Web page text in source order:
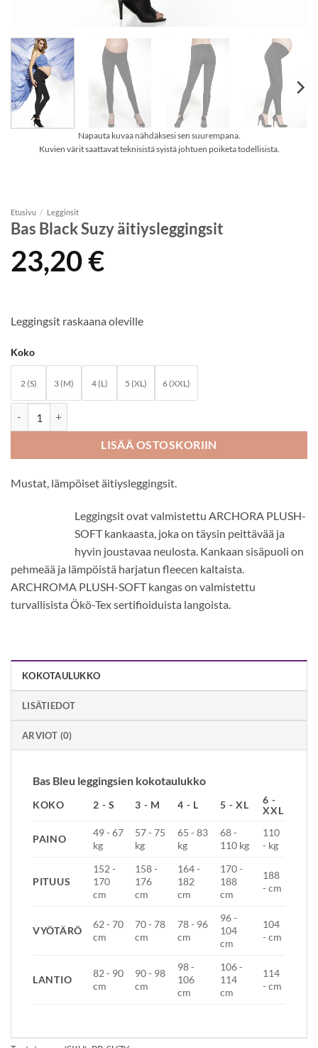
Napauta kuvaa nähdäksesi sen suurempana.
Kuvien värit saattavat teknisistä syistä johtuen poiketa todellisista.
Etusivu / Legginsit
Bas Black Suzy äitiysleggingsit
23,20€
Leggingsit raskaana oleville
Koko
2 (S) 3 (M) 4 (L) 5 (XL) 6 (XXL)
LISÄÄ OSTOSKORIIN
Mustat, lämpöiset äitiysleggingsit.
Leggingsit ovat valmistettu ARCHORA PLUSH-
SOFT kankaasta, joka on täysin peittävää ja
hyvin joustavaa neulosta. Kankaan sisäpuoli on
pehmeää ja lämpöistä harjatun fleecen kaltaista.
ARCHROMA PLUSH-SOFT kangas on valmistettu
turvallisista Ökö-Tex sertifioiduista langoista.
KOKOTAULUKKO
LISÄTIEDOT
ARVIOT (0)
Bas Bleu leggingsien kokotaulukko
KOKO 2 - S 3 - M 4 - L 5 - XL
6 -
XXL
PAINO
49 - 67
kg
57 - 75
kg
65 - 83
kg
68 -
110 kg
110
- kg
PITUUS
152 -
170
cm
158 -
176
cm
164 -
182
cm
170 -
188
cm
188
- cm
VYÖTÄRÖ
62 - 70
cm
70 - 78
cm
78 - 96
cm
96 -
104
cm
104
- cm
LANTIO
82 - 90
cm
90 - 98
cm
98 -
106
cm
106 -
114
cm
114
- cm